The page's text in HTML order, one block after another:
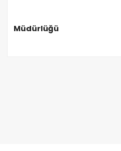
EGO
Müdürlüğü